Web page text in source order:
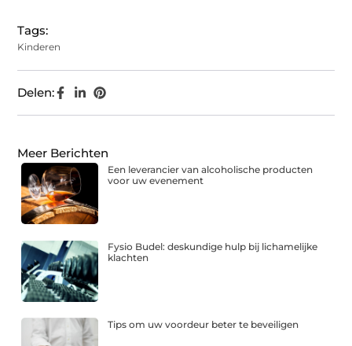
Tags:
Kinderen
Delen:
Meer Berichten
Een leverancier van alcoholische producten
voor uw evenement
Fysio Budel: deskundige hulp bij lichamelijke
klachten
Tips om uw voordeur beter te beveiligen